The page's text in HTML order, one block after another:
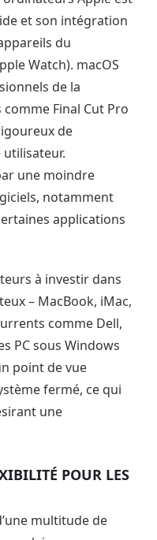
et son intégration
du
Watch). macOS
de la
Final Cut Pro
de
utilisateur.
une moindre
notamment
applications
à investir dans
– MacBook, iMac,
comme Dell,
PC sous Windows
point de vue
fermé, ce qui
une
POUR LES
multitude de